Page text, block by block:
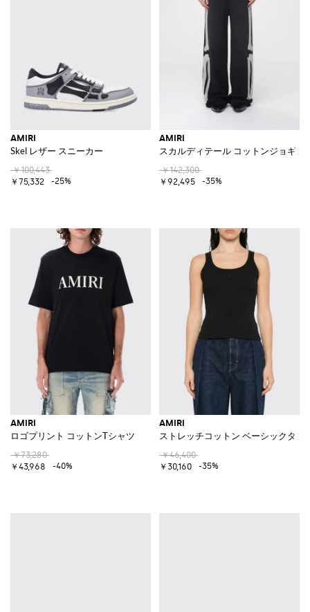
AMIRI
Skel レザー スニーカー
￥100,443
￥75,332
-25%
AMIRI
スカルディテール コットンジョギン
￥142,300
￥92,495
-35%
AMIRI
ロゴプリント コットンTシャツ
￥73,280
￥43,968
-40%
AMIRI
ストレッチコットン ベーシックタン
￥46,400
￥30,160
-35%